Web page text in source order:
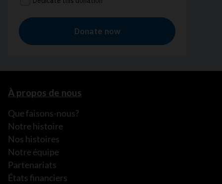
À propos de nous
Que faisons-nous?
Notre histoire
Nos histoires
Notre équipe
Partenariats
États financiers